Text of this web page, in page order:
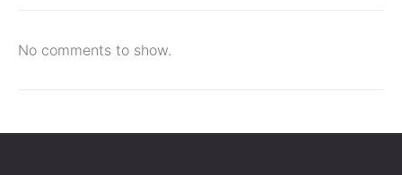
No comments to show.